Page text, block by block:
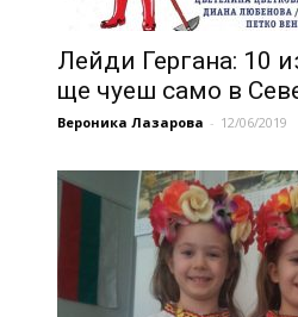
Лейди Гергана: 10
ще чуеш само в
Вероника Лазарова - 12/06/2019